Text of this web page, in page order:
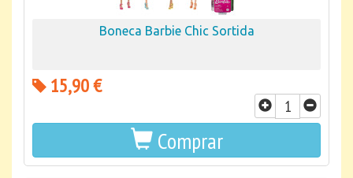
Boneca Barbie Chic Sortida
15,90 €
Comprar